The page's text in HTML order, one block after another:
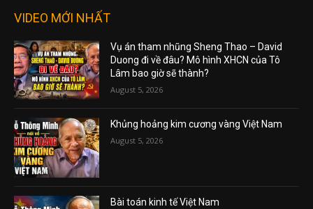
VIDEO MỚI NHẤT
Vụ án tham nhũng Sheng Thao – David
Duong đi về đâu? Mô hình XHCN của Tô
Lâm bao giờ sẽ thành?
August 5, 2026
Khủng hoảng kim cương vàng Việt Nam
August 5, 2026
Bài toán kinh tế Việt Nam